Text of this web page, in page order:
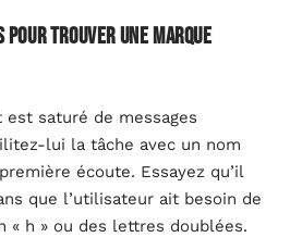
trouver une marque
est saturé de messages
lui la tâche avec un nom
écoute. Essayez qu’il
que l’utilisateur ait besoin de
« h » ou des lettres doublées.